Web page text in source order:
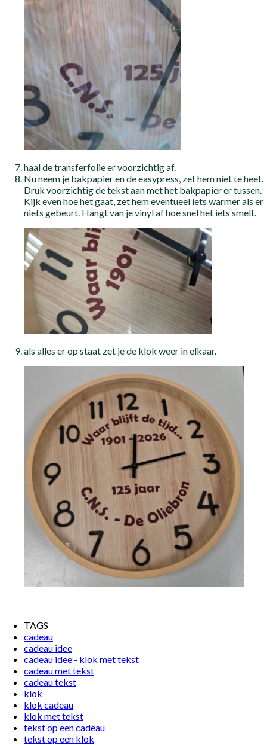
haal de transferfolie er voorzichtig af.
Nu neem je bakpapier en de easypress, zet hem niet te heet.
Druk voorzichtig de tekst aan met het bakpapier er tussen.
Kijk even hoe het gaat, zet hem eventueel iets warmer als er
niets gebeurt. Hangt van je vinyl af hoe snel het iets smelt.
als alles er op staat zet je de klok weer in elkaar.
TAGS
cadeau
cadeau idee
cadeau idee - klok met tekst
cadeau met tekst
cadeau tekst
klok
klok cadeau
klok met tekst
tekst op een cadeau
tekst op een klok